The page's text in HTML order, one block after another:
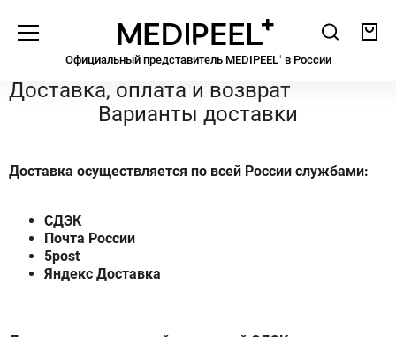
Medipeel Поиск
Официальный представитель MEDIPEEL⁺ в Росcии
Пенки
ЭТАП 02
Тонеры, ПЭДы
Мисты
Доставка, оплата и возврат
Варианты доставки
Доставка осуществляется по всей России службами:
СДЭК
Почта России
5post
Яндекс Доставка